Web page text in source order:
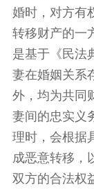
婚时，对方有
转移财产的一
是基于《民法
妻在婚姻关系
外，均为共同
妻间的忠实义
理时，会根据
成恶意转移，
双方的合法权